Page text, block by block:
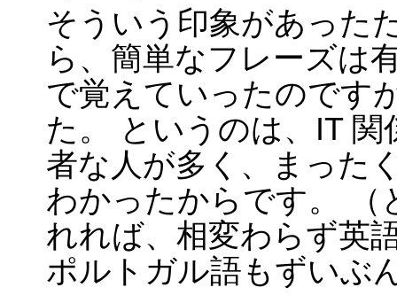
そういう印象があった
ら、簡単なフレーズは
で覚えていったのです
た。 というのは、IT
者な人が多く、まった
わかったからです。 （
れれば、相変わらず英
ポルトガル語もずいぶ